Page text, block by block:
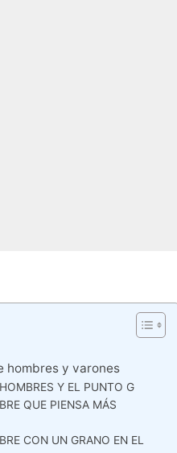
hombres y varones
Y EL PUNTO G
QUE PIENSA MÁS
CON UN GRANO EN EL